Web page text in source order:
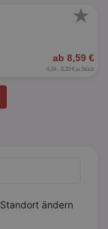
★
ab 8,59 €
0,24 - 0,33 € je Stück